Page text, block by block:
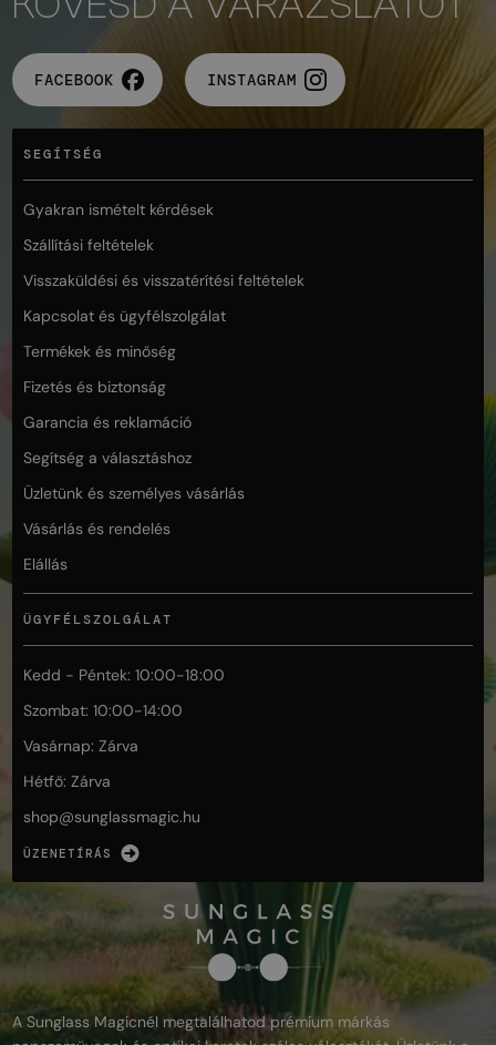
FACEBOOK INSTAGRAM
SEGÍTSÉG
Gyakran ismételt kérdések
Szállítási feltételek
Visszaküldési és visszatérítési feltételek
Kapcsolat és ügyfélszolgálat
Termékek és minőség
Fizetés és biztonság
Garancia és reklamáció
Segítség a választáshoz
Üzletünk és személyes vásárlás
Vásárlás és rendelés
Elállás
ÜGYFÉLSZOLGÁLAT
Kedd - Péntek: 10:00-18:00
Szombat: 10:00-14:00
Vasárnap: Zárva
Hétfő: Zárva
shop@sunglassmagic.hu
ÜZENETÍRÁS
A Sunglass Magicnél megtalálhatod prémium márkás